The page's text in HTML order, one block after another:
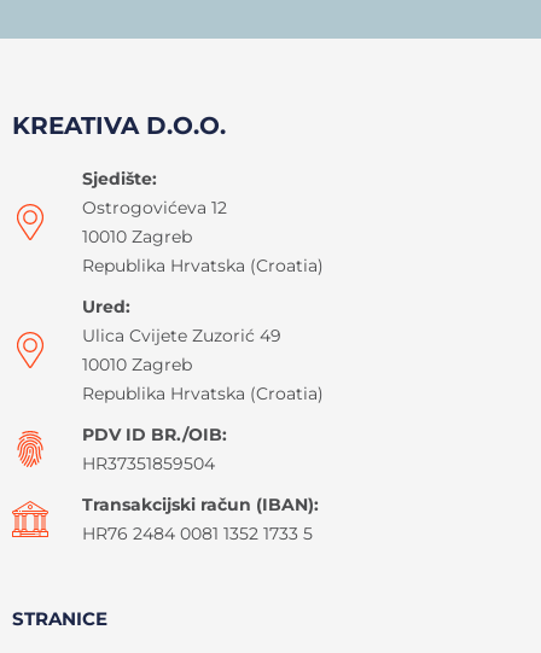
KREATIVA D.O.O.
Sjedište:
Ostrogovićeva 12
10010 Zagreb
Republika Hrvatska (Croatia)
Ured:
Ulica Cvijete Zuzorić 49
10010 Zagreb
Republika Hrvatska (Croatia)
PDV ID BR./OIB:
HR37351859504
Transakcijski račun (IBAN):
HR76 2484 0081 1352 1733 5
STRANICE